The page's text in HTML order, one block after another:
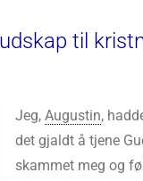
til
Jeg, Augustin,
det gjaldt å tjene
skammet meg og